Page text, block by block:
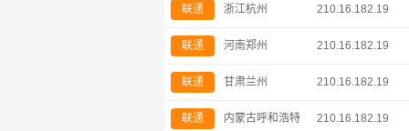
联通 浙江杭州 210.16.182.19
联通 河南郑州 210.16.182.19
联通 甘肃兰州 210.16.182.19
联通 内蒙古呼和浩特 210.16.182.19